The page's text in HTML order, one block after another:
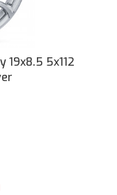
19x8.5 5x112